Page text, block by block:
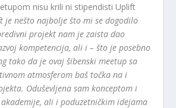
nisu krili ni stipendisti Uplift
je nešto najbolje što mi se dogodilo
projekt nam je zaista dao
kompetencija, ali i – što je posebno
tako da je ovaj šibenski meetup sa
atmosferom baš točka na i
Oduševljena sam konceptom i
ali i poduzetničkim idejama